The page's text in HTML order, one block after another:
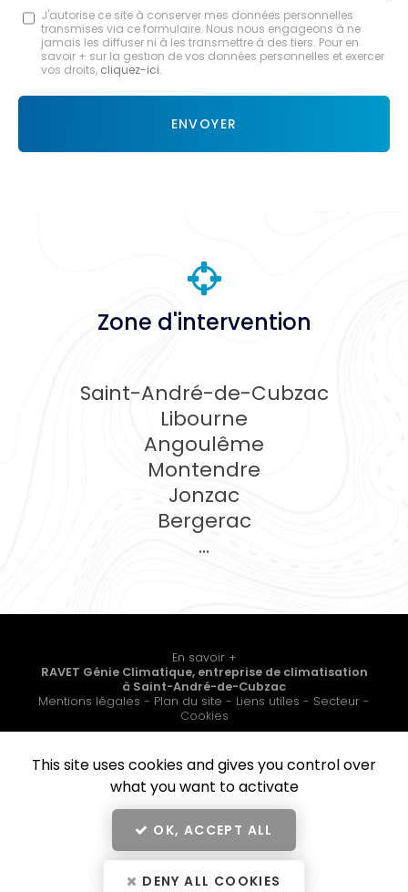
Message
J'autorise ce site à conserver mes données personnelles
transmises via ce formulaire. Nous nous engageons à ne
jamais les diffuser ni à les transmettre à des tiers. Pour en
savoir + sur la gestion de vos données personnelles et exercer
vos droits, cliquez-ici.
Acceptation
ENVOYER
Zone d'intervention
Saint-André-de-Cubzac
Libourne
Angoulême
Montendre
Jonzac
Bergerac
...
En savoir +
RAVET Génie Climatique
Fermer
Notre savoir-faire : Entreprise de climatisation à
Saint-André-de-Cubzac
Nouveau support de communication web
Installation plancher chauffant
différentes installations de climatisations
RAVET Génie Climatique, entreprise de climatisation
à Saint-André-de-Cubzac
Mentions légales - Plan du site - Liens utiles - Secteur -
Cookies
Création et référencement de site Internet
Demande de Devis
10/10
1 avis
This site uses cookies and gives you control over
what you want to activate
OK, ACCEPT ALL
DENY ALL COOKIES